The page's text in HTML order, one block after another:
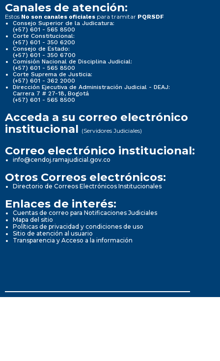
Canales de atención:
Estos No son canales oficiales para tramitar PQRSDF
Consejo Superior de la Judicatura:
(+57) 601 - 565 8500
Corte Constitucional:
(+57) 601 - 350 6200
Consejo de Estado:
(+57) 601 - 350 6700
Comisión Nacional de Disciplina Judicial:
(+57) 601 - 565 8500
Corte Suprema de Justicia:
(+57) 601 - 362 2000
Dirección Ejecutiva de Administración Judicial - DEAJ:
Carrera 7 # 27-18, Bogotá
(+57) 601 - 565 8500
Acceda a su correo electrónico
institucional (Servidores Judiciales)
Correo electrónico institucional:
info@cendoj.ramajudicial.gov.co
Otros Correos electrónicos:
Directorio de Correos Electrónicos Institucionales
Enlaces de interés:
Cuentas de correo para Notificaciones Judiciales
Mapa del sitio
Políticas de privacidad y condiciones de uso
Sitio de atención al usuario
Transparencia y Acceso a la información